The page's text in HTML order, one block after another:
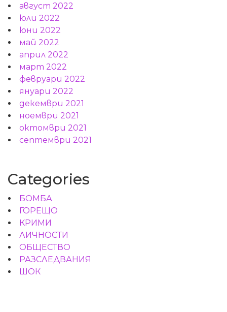
август 2022
юли 2022
юни 2022
май 2022
април 2022
март 2022
февруари 2022
януари 2022
декември 2021
ноември 2021
октомври 2021
септември 2021
Categories
БОМБА
ГОРЕЩО
КРИМИ
ЛИЧНОСТИ
ОБЩЕСТВО
РАЗСЛЕДВАНИЯ
ШОК